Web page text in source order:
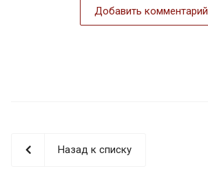
Добавить комментарий
Назад к списку